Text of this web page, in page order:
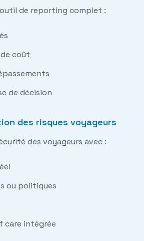
outil de reporting complet :
coût
de décision
des risques voyageurs
des voyageurs avec :
ou politiques
care intégrée